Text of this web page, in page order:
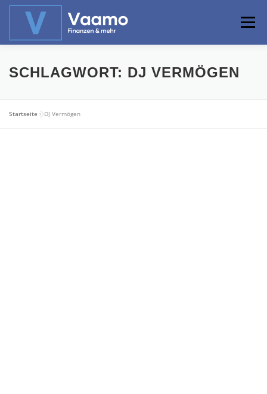
Zum
Menü
ABOUT ONLINE-RECHNER BASISWISSEN
PROFIWISSEN
SCHLAGWORT: DJ VERMÖGEN
Startseite »DJ Vermögen